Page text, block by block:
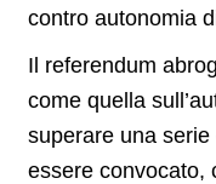
Il referendum
come quella
superare una
essere convocato,